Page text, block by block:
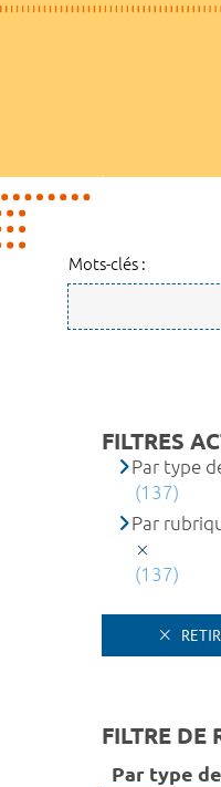
Mots-clés :
FILTRES
Par type
(137)
Par
(137)
FILTRE DE
Par type